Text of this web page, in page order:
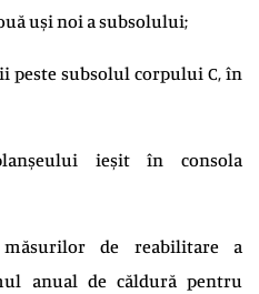
uși noi a subsolului;
peste subsolul corpului C, în
ieșit în consola
de reabilitare a
anual de căldură pentru